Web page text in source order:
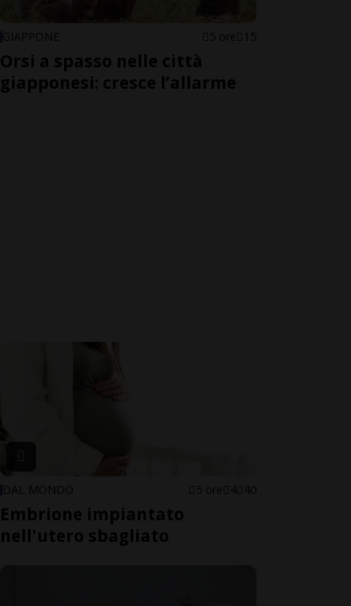
GIAPPONE 5 ore 15
Orsi a spasso nelle città
giapponesi: cresce l’allarme
DAL MONDO 5 ore 4 40
Embrione impiantato
nell'utero sbagliato